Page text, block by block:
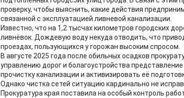
проверку, чтобы выяснить, какие действия
связанной с эксплуатацией ливневой канализации.
Известно, что на 1,2 тысчах километров городских
ливнёвок. Дождевую воду некуда отводить, что
проездах, пользующихся у горожан высоким спросом.
В августе 2025 года после обильных осадков
управлению дорог и болагоустройства
прочистку канализации и активизировать её
Однако чистка сетей ситуацию кардинально не
Прокуратура края поставила на особый контроль